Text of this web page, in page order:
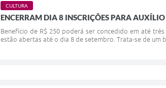
CULTURA
ENCERRAM DIA 8 INSCRIÇÕES PARA
Benefício de R$ 250 poderá ser concedido em até
estão abertas até o dia 8 de setembro. Trata-se de um